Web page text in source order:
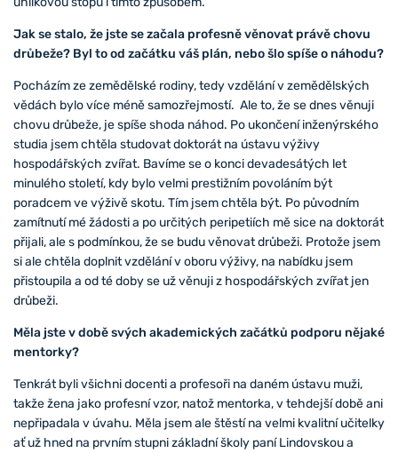
Jak se stalo, že jste se začala profesně věnovat právě chovu
drůbeže? Byl to od začátku váš plán, nebo šlo spíše o náhodu?
Pocházím ze zemědělské rodiny, tedy vzdělání v zemědělských
vědách bylo více méně samozřejmostí. Ale to, že se dnes věnuji
chovu drůbeže, je spíše shoda náhod. Po ukončení inženýrského
studia jsem chtěla studovat doktorát na ústavu výživy
hospodářských zvířat. Bavíme se o konci devadesátých let
minulého století, kdy bylo velmi prestižním povoláním být
poradcem ve výživě skotu. Tím jsem chtěla být. Po původním
zamítnutí mé žádosti a po určitých peripetiích mě sice na doktorát
přijali, ale s podmínkou, že se budu věnovat drůbeži. Protože jsem
si ale chtěla doplnit vzdělání v oboru výživy, na nabídku jsem
přistoupila a od té doby se už věnuji z hospodářských zvířat jen
drůbeži.
Měla jste v době svých akademických začátků podporu nějaké
mentorky?
Tenkrát byli všichni docenti a profesoři na daném ústavu muži,
takže žena jako profesní vzor, natož mentorka, v tehdejší době ani
nepřipadala v úvahu. Měla jsem ale štěstí na velmi kvalitní učitelky
ať už hned na prvním stupni základní školy paní Lindovskou a